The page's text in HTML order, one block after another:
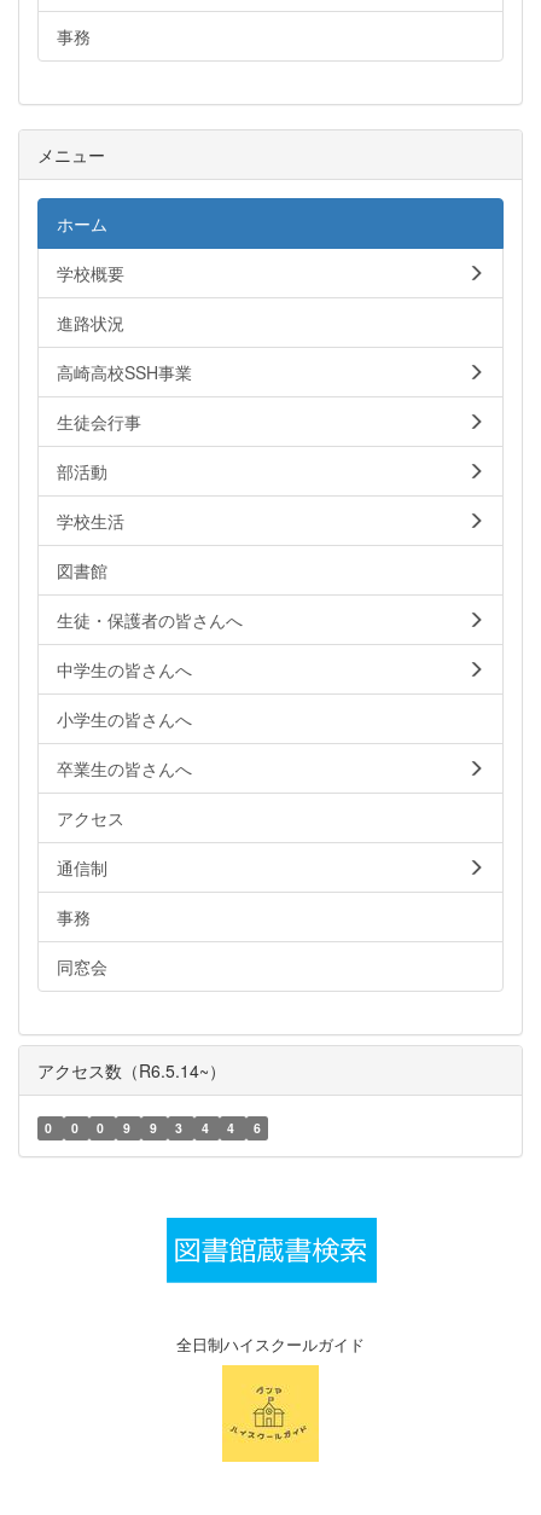
事務
メニュー
ホーム
学校概要
進路状況
高崎高校SSH事業
生徒会行事
部活動
学校生活
図書館
生徒・保護者の皆さんへ
中学生の皆さんへ
小学生の皆さんへ
卒業生の皆さんへ
アクセス
通信制
事務
同窓会
アクセス数（R6.5.14~）
0 0 0 9 9 3 4 4 6
全日制ハイスクールガイド